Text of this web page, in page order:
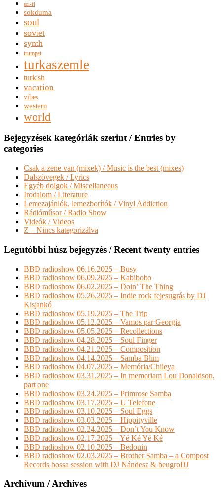
sci-fi
sokduma
soul
soviet
synth
trumpet
turkaszemle
turkish
vacation
vibes
western
world
Bejegyzések kategóriák szerint / Entries by
categories
Csak a zene van (mixek) / Music is the best (mixes)
Dalszövegek / Lyrics
Egyéb dolgok / Miscellaneous
Irodalom / Literature
Lemezajánlók, lemezborítók / Vinyl Addiction
Rádióműsor / Radio Show
Videók / Videos
Z – Nincs kategorizálva
Legutóbbi húsz bejegyzés / Recent twenty entries
BBD radioshow 06.16.2025 – Busy
BBD radioshow 06.09.2025 – Kabibobo
BBD radioshow 06.02.2025 – Doin’ The Thing
BBD radioshow 05.26.2025 – Indie rock fejesugrás by DJ
Kisjankó
BBD radioshow 05.19.2025 – The Trip
BBD radioshow 05.12.2025 – Vamos par Georgia
BBD radioshow 05.05.2025 – Recollections
BBD radioshow 04.28.2025 – Soul Finger
BBD radioshow 04.21.2025 – Composition
BBD radioshow 04.14.2025 – Samba Blim
BBD radioshow 04.07.2025 – Memória/Chileya
BBD radioshow 03.31.2025 – In memoriam Lou Donaldson,
part one
BBD radioshow 03.24.2025 – Primrose Samba
BBD radioshow 03.17.2025 – U Telefone
BBD radioshow 03.10.2025 – Soul Eggs
BBD radioshow 03.03.2025 – Hippityville
BBD radioshow 02.24.2025 – Don’t You Know
BBD radioshow 02.17.2025 – Yé Ké Yé Ké
BBD radioshow 02.10.2025 – Bedouin
BBD radioshow 02.03.2025 – Brother Samba – a Compost
Records bossa session with DJ Nándesz & beugroDJ
Archívum / Archives